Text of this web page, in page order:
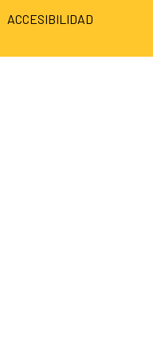
ACCESIBILIDAD